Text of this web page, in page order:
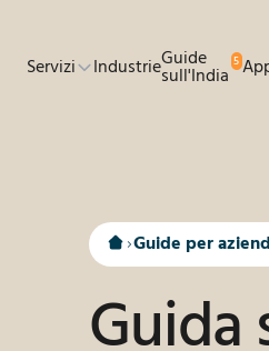
Servizi
IndustrieGuide
sull'India
5
Guide per
Guida